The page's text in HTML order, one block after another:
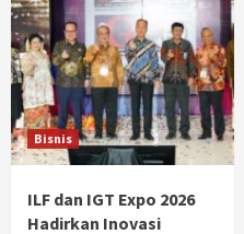
Bisnis
ILF dan IGT Expo 2026
Hadirkan Inovasi